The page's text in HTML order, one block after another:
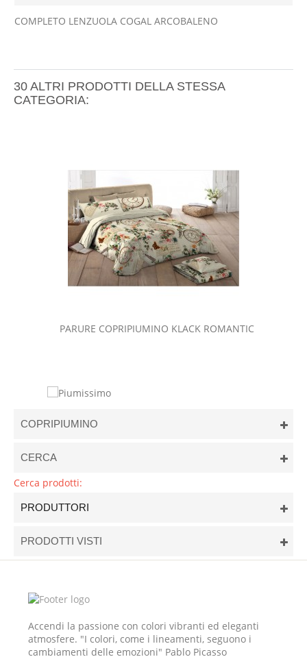
COMPLETO LENZUOLA COGAL ARCOBALENO
30 ALTRI PRODOTTI DELLA STESSA
CATEGORIA:
PARURE COPRIPIUMINO KLACK ROMANTIC
COPRIPIUMINO
CERCA
Cerca prodotti:
PRODUTTORI
PRODOTTI VISTI
Accendi la passione con colori vibranti ed eleganti
atmosfere. "I colori, come i lineamenti, seguono i
cambiamenti delle emozioni" Pablo Picasso